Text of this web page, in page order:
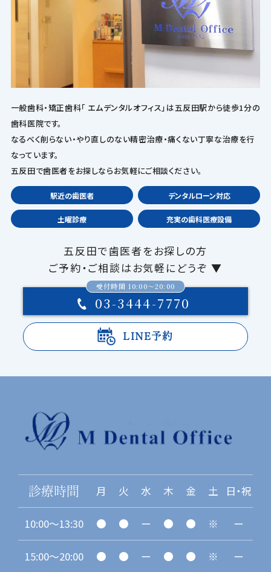
一般歯科・矯正歯科「 エムデンタルオフィス」は五反田駅から徒歩1分の
歯科医院です。
なるべく削らない・やり直しのない精密治療・痛くない丁寧な治療を行
なっています。
五反田で歯医者をお探しならお気軽にご相談ください。
駅近の歯医者 デンタルローン対応
土曜診療 充実の歯科医療設備
五反田で歯医者をお探しの方
ご予約・ご相談はお気軽にどうぞ ▼
受付時間 10:00〜20:00
03-3444-7770
LINE予約
診療時間 月 火 水 木 金 土 日・祝
10:00〜13:30 ● ● ー ● ● ※ ー
15:00〜20:00 ● ● ー ● ● ※ ー